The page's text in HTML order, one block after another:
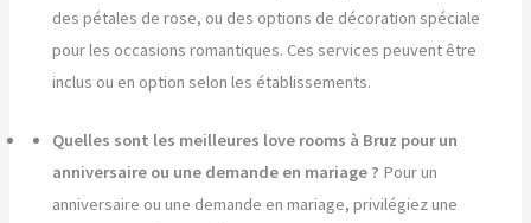
des pétales de rose, ou des options de décoration spéciale
pour les occasions romantiques. Ces services peuvent être
inclus ou en option selon les établissements.
Quelles sont les meilleures love rooms à Bruz pour un
anniversaire ou une demande en mariage ? Pour un
anniversaire ou une demande en mariage, privilégiez une